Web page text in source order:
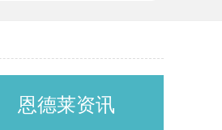
恩德莱资讯